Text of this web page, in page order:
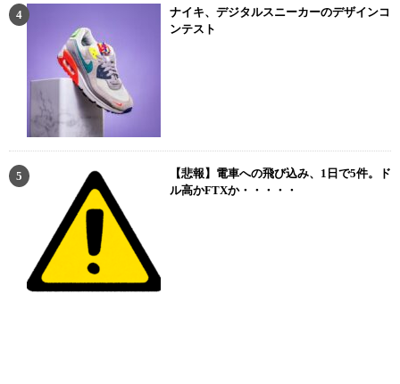
ナイキ、デジタルスニーカーのデザインコ
ンテスト
【悲報】電車への飛び込み、1日で5件。ド
ル高かFTXか・・・・・